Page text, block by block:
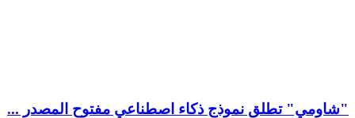
"شاومي" تطلق نموذج ذكاء اصطناعي مفتوح المصدر ...